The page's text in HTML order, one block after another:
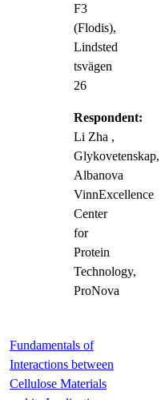
F3
(Flodis),
Lindsted
tsvägen
26
Respondent:
Li Zha ,
Glykovetenskap,
Albanova
VinnExcellence
Center
for
Protein
Technology,
ProNova
Fundamentals of
Interactions between
Cellulose Materials